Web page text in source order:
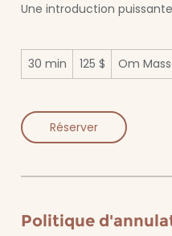
Une introduction
30 min
0
i
n
canadiens
125 $ Om
Réserver
Politique